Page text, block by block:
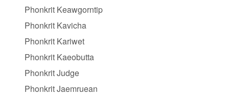
Phonkrit Keawgorntip
Phonkrit Kavicha
Phonkrit Kariwet
Phonkrit Kaeobutta
Phonkrit Judge
Phonkrit Jaemruean